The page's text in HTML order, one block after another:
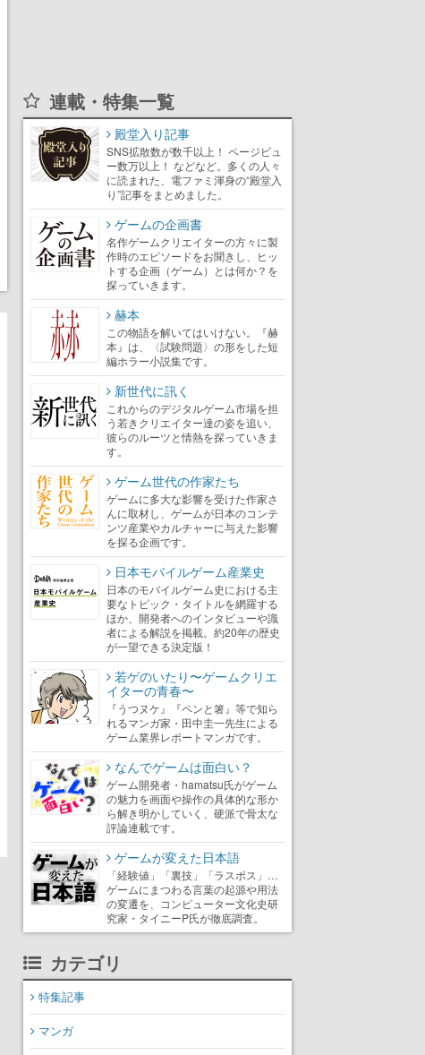
連載・特集一覧
殿堂入り記事
SNS拡散数が数千以上！ ページビュ
ー数万以上！ などなど。多くの人々
に読まれた、電ファミ渾身の“殿堂入
り”記事をまとめました。
ゲームの企画書
名作ゲームクリエイターの方々に製
作時のエピソードをお聞きし、ヒッ
トする企画（ゲーム）とは何か？を
探っていきます。
赫本
この物語を解いてはいけない。『赫
本』は、〈試験問題〉の形をした短
編ホラー小説集です。
新世代に訊く
これからのデジタルゲーム市場を担
う若きクリエイター達の姿を追い、
彼らのルーツと情熱を探っていきま
す。
ゲーム世代の作家たち
ゲームに多大な影響を受けた作家さ
んに取材し、ゲームが日本のコンテ
ンツ産業やカルチャーに与えた影響
を探る企画です。
日本モバイルゲーム産業史
日本のモバイルゲーム史における主
要なトピック・タイトルを網羅する
ほか、開発者へのインタビューや識
者による解説を掲載。約20年の歴史
が一望できる決定版！
若ゲのいたり〜ゲームクリエ
イターの青春〜
『うつヌケ』『ペンと箸』等で知ら
れるマンガ家・田中圭一先生による
ゲーム業界レポートマンガです。
なんでゲームは面白い？
ゲーム開発者・hamatsu氏がゲーム
の魅力を画面や操作の具体的な形か
ら解き明かしていく、硬派で骨太な
評論連載です。
ゲームが変えた日本語
「経験値」「裏技」「ラスボス」…
ゲームにまつわる言葉の起源や用法
の変遷を、コンピューター文化史研
究家・タイニーP氏が徹底調査。
カテゴリ
特集記事
マンガ